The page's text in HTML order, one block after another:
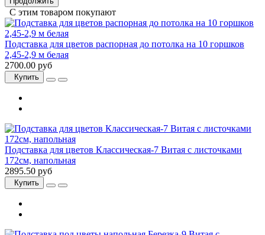
С этим товаром покупают
Подставка для цветов распорная до потолка на 10 горшков
2,45-2,9 м белая
2700.00 руб
Купить
Подставка для цветов Классическая-7 Витая с листочками
172см, напольная
2895.50 руб
Купить